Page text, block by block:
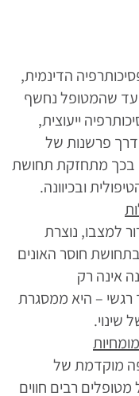
הדינמית,
עד שהמטופל נחשף
ייעוצית,
פרשנות של
בכך מתחזקת תחושת
ובכיוונה.
למצבו, נוצרת
חוסר האונים
אינה רק
– היא ממסגרת
שינוי.
מוקדמת של
רבים חווים